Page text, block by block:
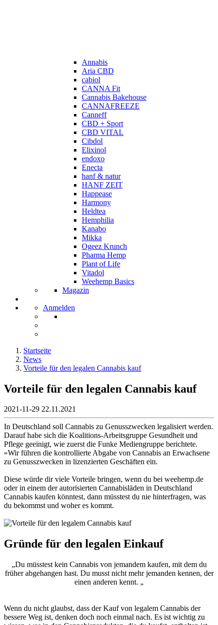
Annabis
Aria CBD
cabiol
CANNA Fit
Cannabis Bakehouse
CANNAFREEZE
Canneff
CBD + Sport
CBD VITAL
Cibdol
Elixinol
endoxo
Enecta
hanf & natur
HANF ZEIT
Happease
Harmony
Heldtea
Hemphilia
Kanabo
Mikka
Ogeez Krunch
Pharma Hemp
Plant of Life
Vitadol
Weehemp Basics
Magazin
Anmelden
Startseite
News
Vorteile für den legalen Cannabis kauf
Vorteile für den legalen Cannabis kauf
2021-11-29 22.11.2021
In Deutschland soll Cannabis zu Genusszwecken legalisiert werden.
Darauf habe sich die Koalitions-Arbeitsgruppe Gesundheit und
Pflege geeinigt, wie zuerst die Funke Mediengruppe berichtete.
»Wir führen die kontrollierte Abgabe von Cannabis an Erwachsene
zu Genusszwecken in lizenzierten Geschäften ein.
Diese würde dir viele Vorteile bringen, wenn du bei weehemp.de
oder in einem der autorisierten Cannabisläden in Deutschland
Cannabis kaufen könntest, dann müsstest du nie hinterfragen, was
du bekommst und woher es kommt.
Gründe für den legalen Einkauf
„Du müsstest kein Cannabis von jemandem kaufen, mit dem du
früher abgehangen hast. Du musst nicht mehr jemanden kennen, der
einen anderen kennt. „
Wenn du nicht glaubst, dass der Kauf von legalem Cannabis der
bessere Weg ist, denken doch noch einmal nach. Es ist wichtig zu